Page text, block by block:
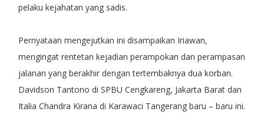
pelaku kejahatan yang sadis.
Pernyataan mengejutkan ini disampaikan Iriawan,
mengingat rentetan kejadian perampokan dan perampasan
jalanan yang berakhir dengan tertembaknya dua korban.
Davidson Tantono di SPBU Cengkareng, Jakarta Barat dan
Italia Chandra Kirana di Karawaci Tangerang baru – baru ini.